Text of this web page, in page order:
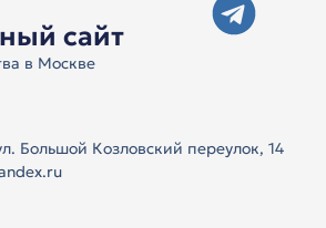
сайт
в Москве
Большой Козловский переулок, 14